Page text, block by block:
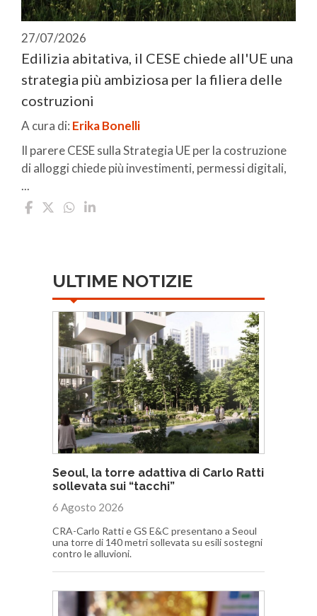
27/07/2026
Edilizia abitativa, il CESE chiede all'UE una
strategia più ambiziosa per la filiera delle
costruzioni
A cura di: Erika Bonelli
Il parere CESE sulla Strategia UE per la costruzione
di alloggi chiede più investimenti, permessi digitali,
...
ULTIME NOTIZIE
Seoul, la torre adattiva di Carlo Ratti
sollevata sui “tacchi”
6 Agosto 2026
CRA-Carlo Ratti e GS E&C presentano a Seoul
una torre di 140 metri sollevata su esili sostegni
contro le alluvioni.